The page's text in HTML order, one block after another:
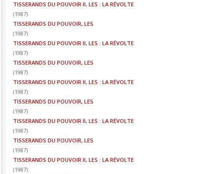
TISSERANDS DU POUVOIR II, LES : LA RÉVOLTE
(1987)
TISSERANDS DU POUVOIR, LES
(1987)
TISSERANDS DU POUVOIR II, LES : LA RÉVOLTE
(1987)
TISSERANDS DU POUVOIR, LES
(1987)
TISSERANDS DU POUVOIR II, LES : LA RÉVOLTE
(1987)
TISSERANDS DU POUVOIR, LES
(1987)
TISSERANDS DU POUVOIR II, LES : LA RÉVOLTE
(1987)
TISSERANDS DU POUVOIR, LES
(1987)
TISSERANDS DU POUVOIR II, LES : LA RÉVOLTE
(1987)